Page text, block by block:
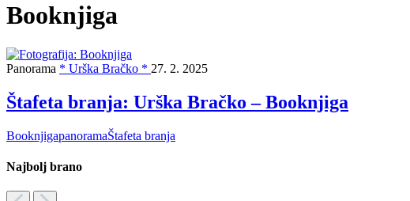
Booknjiga
Panorama * Urška Bračko * 27. 2. 2025
Štafeta branja: Urška Bračko – Booknjiga
BooknjigapanoramaŠtafeta branja
Najbolj brano